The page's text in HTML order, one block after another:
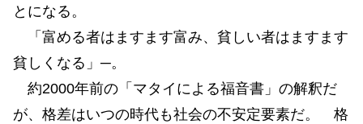
とになる。
「富める者はますます富み、貧しい者はますます
貧しくなる」─。
約2000年前の「マタイによる福音書」の解釈だ
が、格差はいつの時代も社会の不安定要素だ。 格